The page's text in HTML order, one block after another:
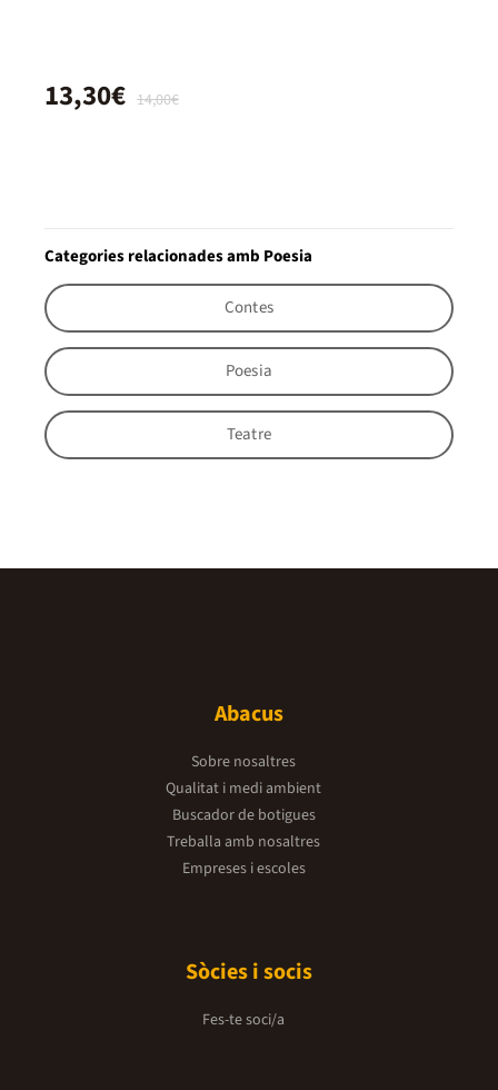
14,00€
13,30€
Categories relacionades amb Poesia
Contes
Poesia
Teatre
Abacus
Sobre nosaltres
Qualitat i medi ambient
Buscador de botigues
Treballa amb nosaltres
Empreses i escoles
Sòcies i socis
Fes-te soci/a